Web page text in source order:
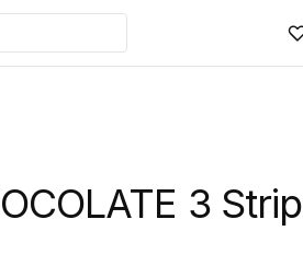
3 Strip